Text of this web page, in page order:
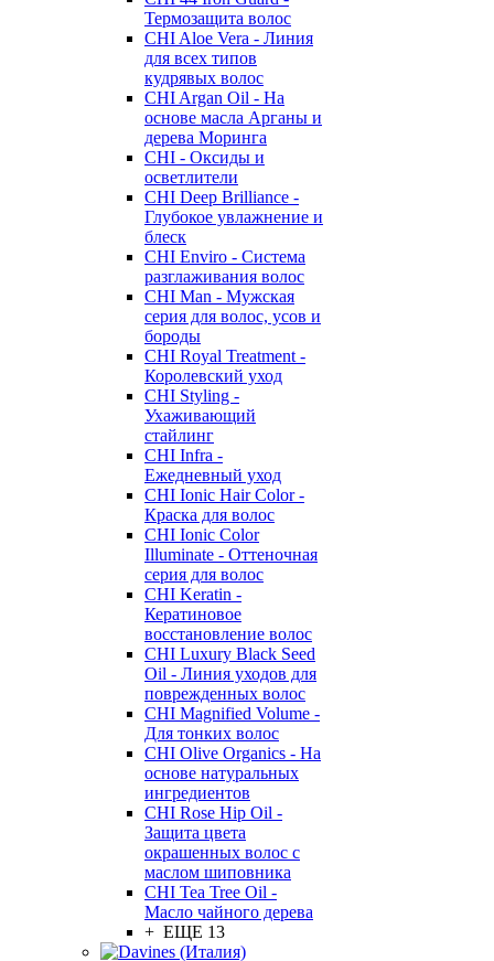
Термозащита волос
CHI Aloe Vera - Линия
для всех типов
кудрявых волос
CHI Argan Oil - На
основе масла Арганы и
дерева Моринга
CHI - Оксиды и
осветлители
CHI Deep Brilliance -
Глубокое увлажнение и
блеск
CHI Enviro - Система
разглаживания волос
CHI Man - Мужская
серия для волос, усов и
бороды
CHI Royal Treatment -
Королевский уход
CHI Styling -
Ухаживающий
стайлинг
CHI Infra -
Ежедневный уход
CHI Ionic Hair Color -
Краска для волос
CHI Ionic Color
Illuminate - Оттеночная
серия для волос
CHI Keratin -
Кератиновое
восстановление волос
CHI Luxury Black Seed
Oil - Линия уходов для
поврежденных волос
CHI Magnified Volume -
Для тонких волос
CHI Olive Organics - На
основе натуральных
ингредиентов
CHI Rose Hip Oil -
Защита цвета
окрашенных волос с
маслом шиповника
CHI Tea Tree Oil -
Масло чайного дерева
+ ЕЩЕ 13